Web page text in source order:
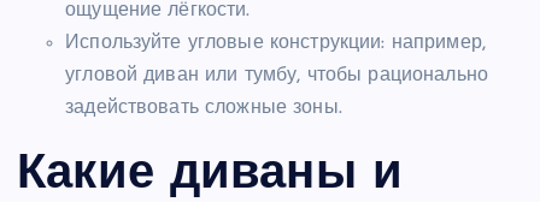
ощущение лёгкости.
Используйте угловые конструкции: например,
угловой диван или тумбу, чтобы рационально
задействовать сложные зоны.
Какие диваны и